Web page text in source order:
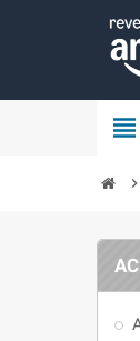
view_headline
chevron_right